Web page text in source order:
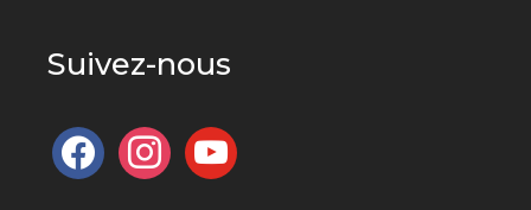
Suivez-nous
facebookinstagramyoutube